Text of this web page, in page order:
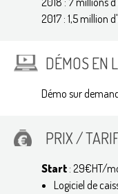
2017 : 1,5 million
DÉMOS EN
Démo sur
PRIX /
Start : 29€HT/
Logiciel de